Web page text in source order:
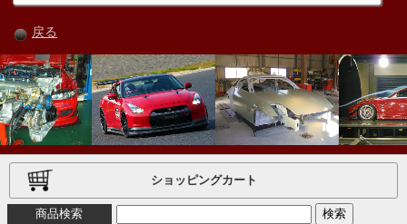
戻る
ショッピングカート
商品検索